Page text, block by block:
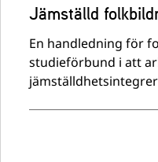
Jämställd
En handledning för
studieförbund i att